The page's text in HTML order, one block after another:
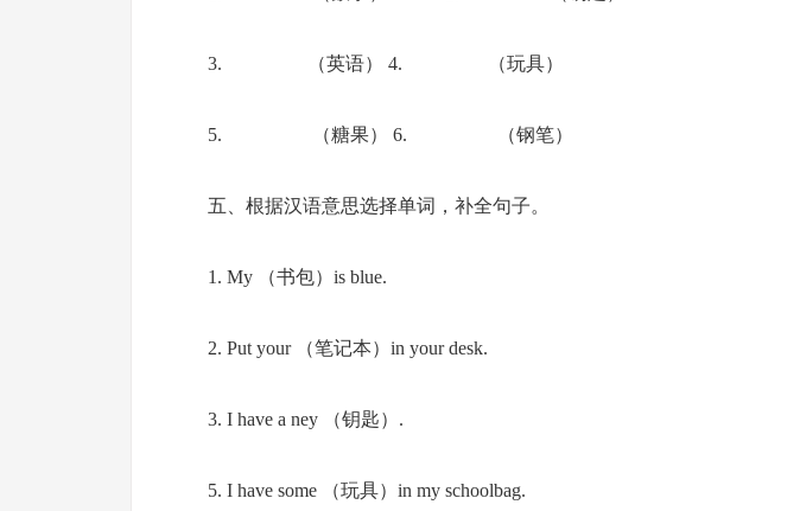
3. （英语） 4. （玩具）
5. （糖果） 6. （钢笔）
五、根据汉语意思选择单词，补全句子。
1. My （书包）is blue.
2. Put your （笔记本）in your desk.
3. I have a ney （钥匙）.
5. I have some （玩具）in my schoolbag.